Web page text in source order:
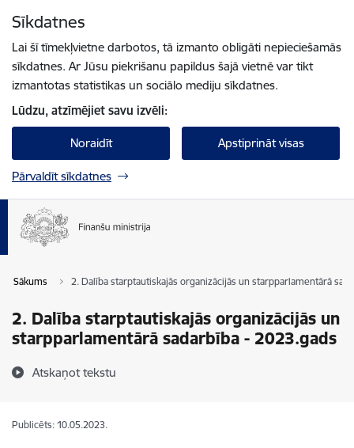
Sīkdatnes
Lai šī tīmekļvietne darbotos, tā izmanto obligāti nepieciešamās
sīkdatnes. Ar Jūsu piekrišanu papildus šajā vietnē var tikt
izmantotas statistikas un sociālo mediju sīkdatnes.
Lūdzu, atzīmējiet savu izvēli:
Noraidīt Apstiprināt visas
Pārvaldīt sīkdatnes
Sākums 2. Dalība starptautiskajās organizācijās un starpparlamentārā
2. Dalība starptautiskajās organizācijās un
starpparlamentārā sadarbība - 2023.gads
Atskaņot tekstu
Publicēts: 10.05.2023.